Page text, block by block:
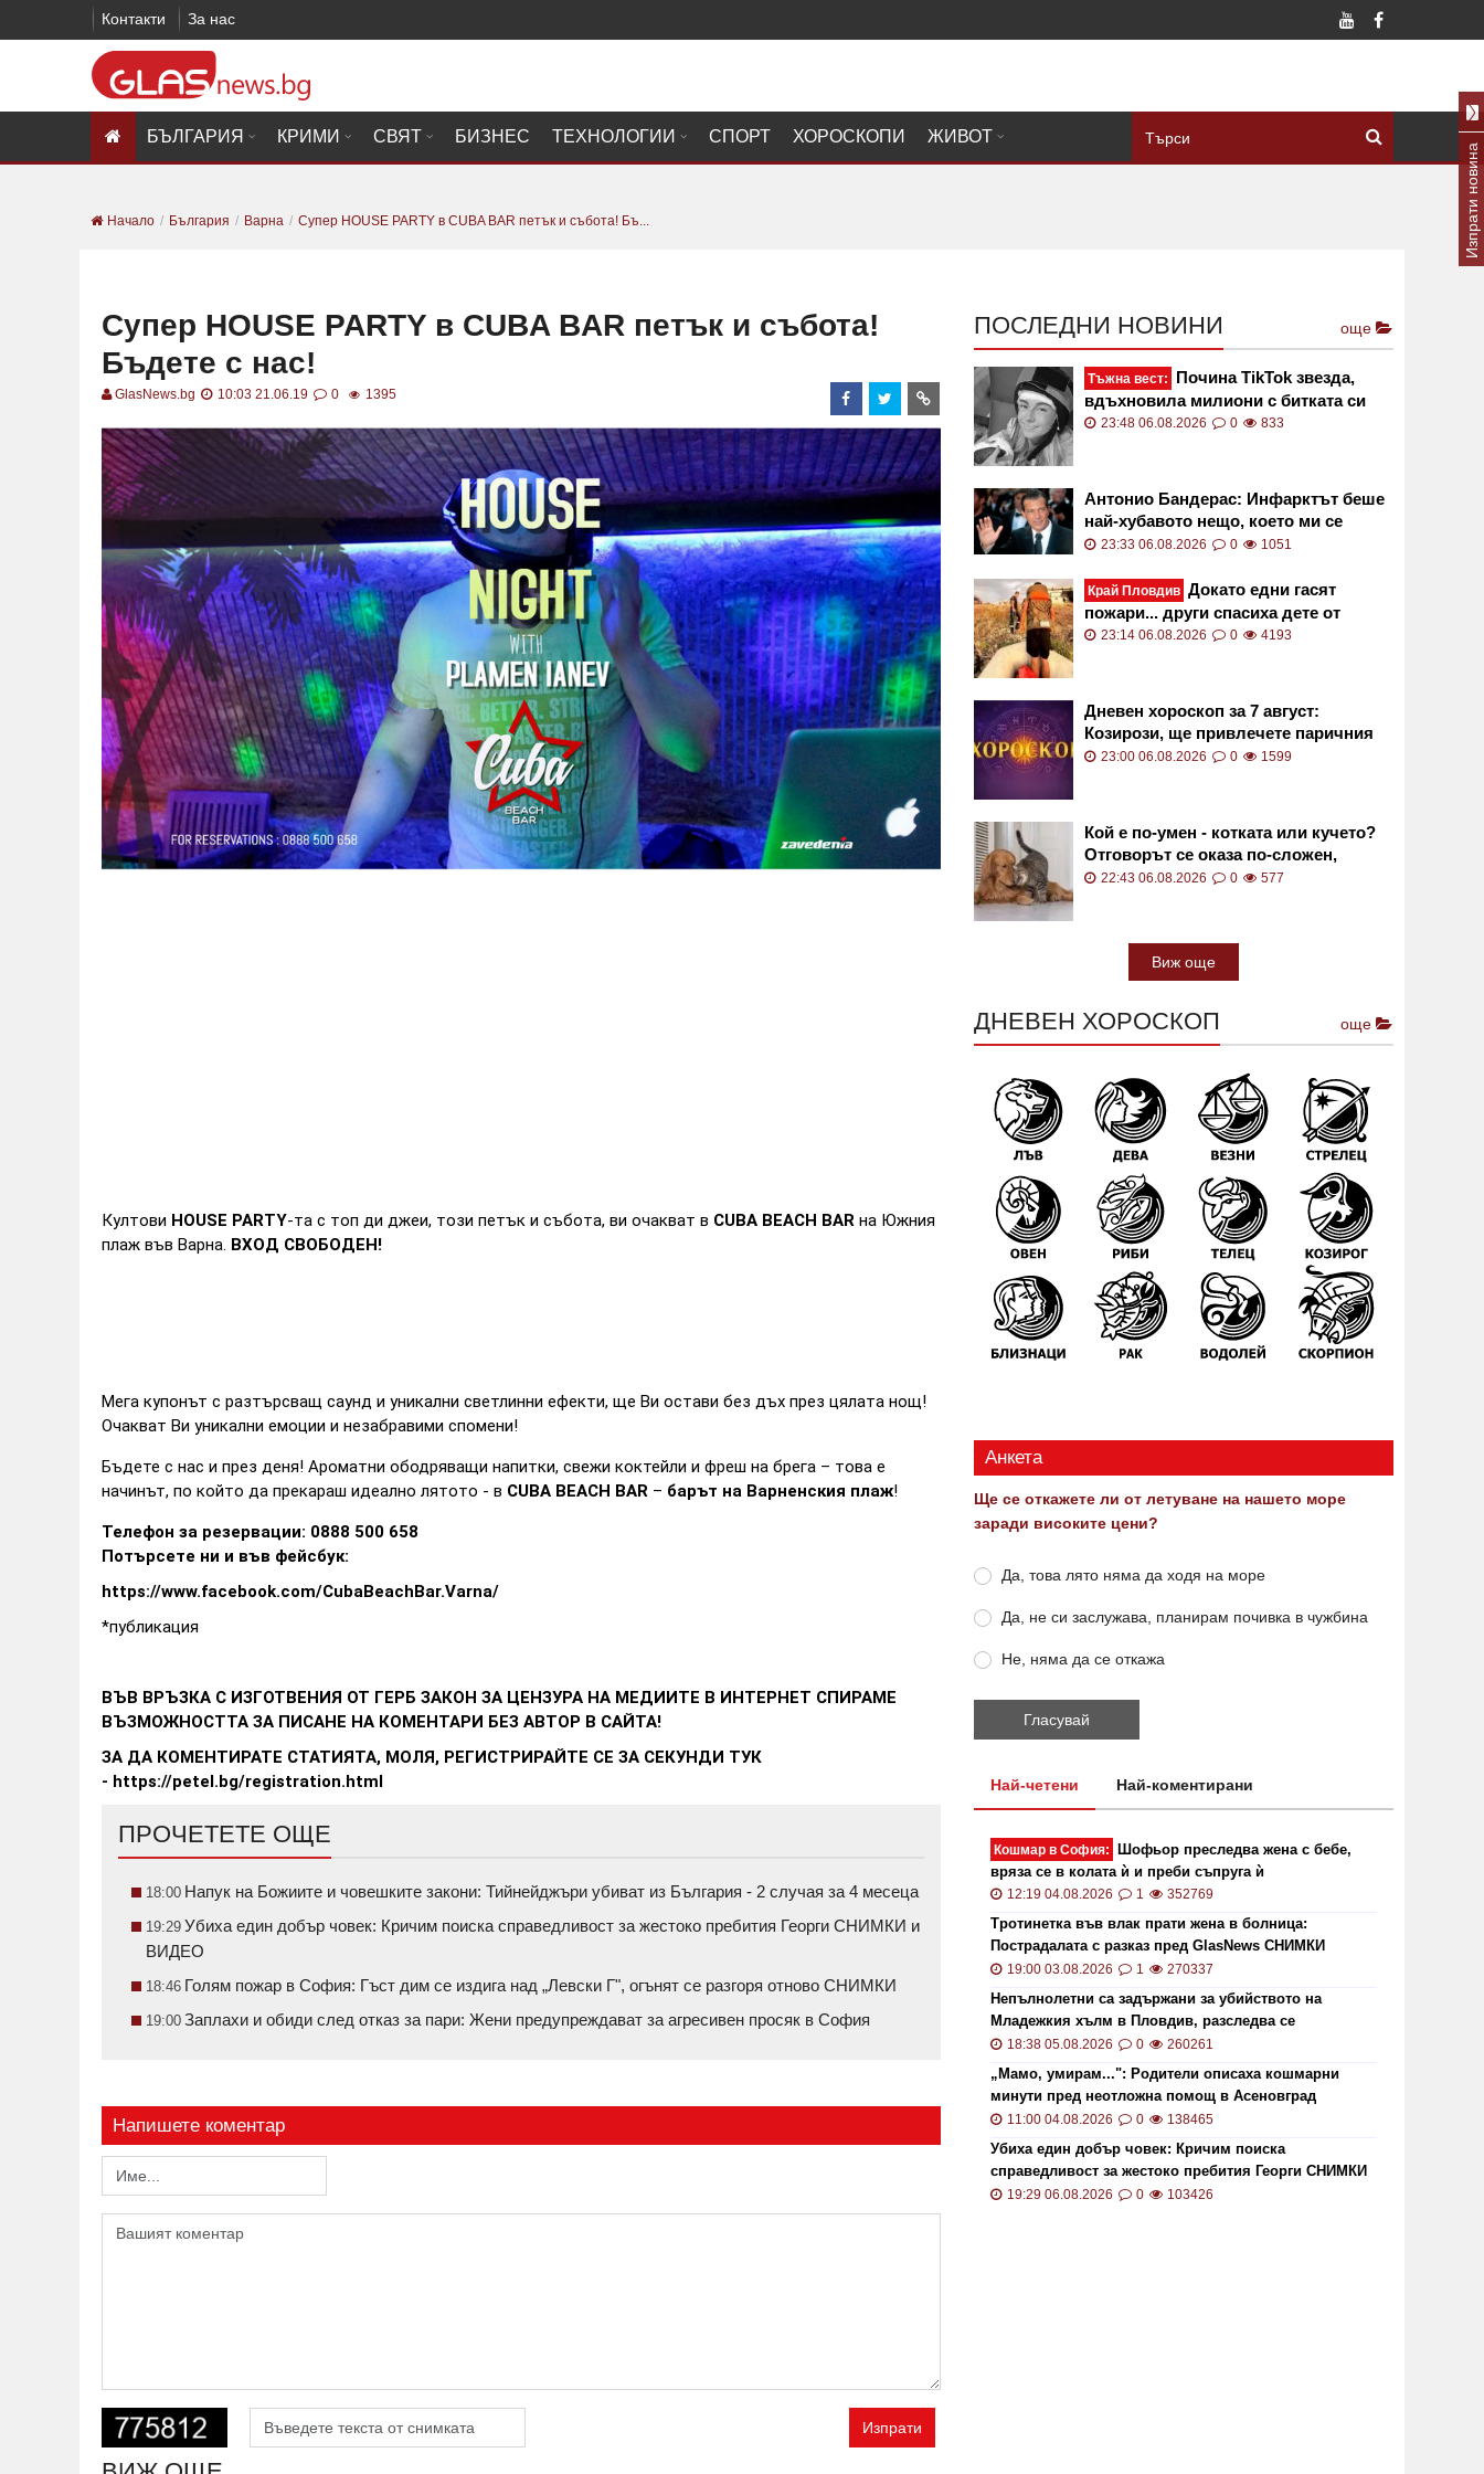
Контакти За нас
БЪЛГАРИЯ КРИМИ СВЯТ БИЗНЕС ТЕХНОЛОГИИ СПОРТ ХОРОСКОПИ ЖИВОТ
Начало България Варна Супер HOUSE PARTY в CUBA BAR петък и събота! Бъ...
Супер HOUSE PARTY в CUBA BAR петък и събота!
Бъдете с нас!
GlasNews.bg 10:03 21.06.19 0 1395
Култови HOUSE PARTY-та с топ ди джеи, този петък и събота, ви очакват в CUBA BEACH BAR на Южния
плаж във Варна. ВХОД СВОБОДЕН!
Мега купонът с разтърсващ саунд и уникални светлинни ефекти, ще Ви остави без дъх през цялата нощ!
Очакват Ви уникални емоции и незабравими спомени!
Бъдете с нас и през деня! Ароматни ободряващи напитки, свежи коктейли и фреш на брега – това е
начинът, по който да прекараш идеално лятото - в CUBA BEACH BAR – барът на Варненския плаж!
Телефон за резервации: 0888 500 658
Потърсете ни и във фейсбук:
https://www.facebook.com/CubaBeachBar.Varna/
*публикация
ВЪВ ВРЪЗКА С ИЗГОТВЕНИЯ ОТ ГЕРБ ЗАКОН ЗА ЦЕНЗУРА НА МЕДИИТЕ В ИНТЕРНЕТ СПИРАМЕ
ВЪЗМОЖНОСТТА ЗА ПИСАНЕ НА КОМЕНТАРИ БЕЗ АВТОР В САЙТА!
ЗА ДА КОМЕНТИРАТЕ СТАТИЯТА, МОЛЯ, РЕГИСТРИРАЙТЕ СЕ ЗА СЕКУНДИ ТУК
- https://petel.bg/registration.html
ПРОЧЕТЕТЕ ОЩЕ
18:00 Напук на Божиите и човешките закони: Тийнейджъри убиват из България - 2 случая за 4 месеца
19:29 Убиха един добър човек: Кричим поиска справедливост за жестоко пребития Георги СНИМКИ и
ВИДЕО
18:46 Голям пожар в София: Гъст дим се издига над „Левски Г", огънят се разгоря отново СНИМКИ
19:00 Заплахи и обиди след отказ за пари: Жени предупреждават за агресивен просяк в София
Напишете коментар
Изпрати
ПОСЛЕДНИ НОВИНИ още
Тъжна вест:
Почина TikTok звезда,
вдъхновила милиони с битката си
срещу рядък рак
23:48 06.08.2026 0 833
Антонио Бандерас: Инфарктът беше
най-хубавото нещо, което ми се
случи
23:33 06.08.2026 0 1051
Край Пловдив Докато едни гасят
пожари... други спасиха дете от
сигурна смърт във водите на язовир
23:14 06.08.2026 0 4193
Дневен хороскоп за 7 август:
Козирози, ще привлечете паричния
поток към вас!
23:00 06.08.2026 0 1599
Кой е по-умен - котката или кучето?
Отговорът се оказа по-сложен,
отколкото изглежда
22:43 06.08.2026 0 577
Виж още
ДНЕВЕН ХОРОСКОП още
Анкета
Ще се откажете ли от летуване на нашето море
заради високите цени?
Да, това лято няма да ходя на море
Да, не си заслужава, планирам почивка в чужбина
Не, няма да се откажа
Най-четени Най-коментирани
Кошмар в София:
Шофьор преследва жена с бебе,
вряза се в колата ѝ и преби съпруга ѝ
12:19 04.08.2026 1 352769
Тротинетка във влак прати жена в болница:
Пострадалата с разказ пред GlasNews СНИМКИ
19:00 03.08.2026 1 270337
Непълнолетни са задържани за убийството на
Младежкия хълм в Пловдив, разследва се
хомофобски мотив
18:38 05.08.2026 0 260261
„Мамо, умирам...": Родители описаха кошмарни
минути пред неотложна помощ в Асеновград
11:00 04.08.2026 0 138465
Убиха един добър човек: Кричим поиска
справедливост за жестоко пребития Георги СНИМКИ
и ВИДЕО
19:29 06.08.2026 0 103426
Изпрати новина